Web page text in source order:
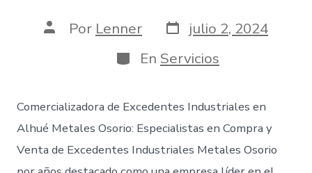
AutorPor Lenner Fecha
de
publicación
julio 2, 2024
Categorías
En Servicios
Comercializadora de Excedentes Industriales en
Alhué Metales Osorio: Especialistas en Compra y
Venta de Excedentes Industriales Metales Osorio